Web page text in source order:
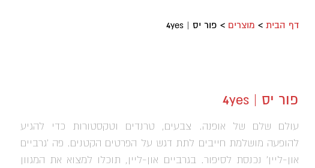
דף הבית> מוצרים > פור יס | 4yes
פור יס | 4yes
עולם שלם של אופנה. צבעים, טרנדים וטקסטורות כדי להגיע
להופעה מושלמת חייבים לתת דגש על הפרטים הקטנים. פה ‘גרביים
און-ליין’ נכנסת לסיפור. בגרביים און-ליין, תוכלו למצוא את המגוון